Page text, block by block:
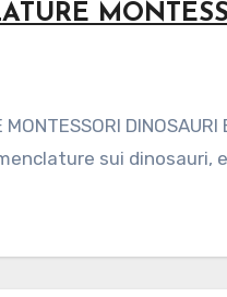
MONTESSORI
sui dinosauri,